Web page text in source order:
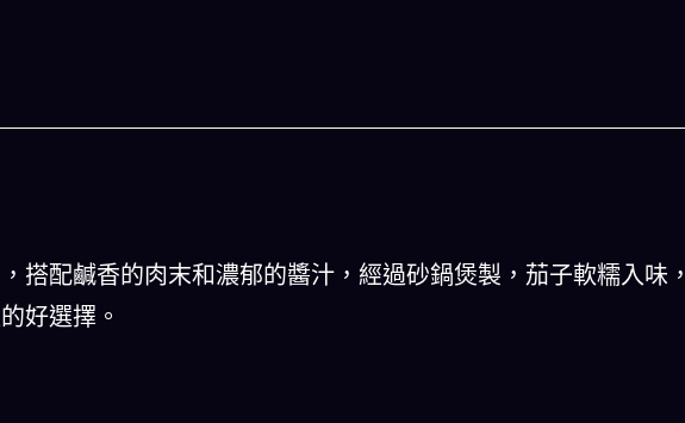
搭配鹹香的肉末和濃郁的醬汁，經過砂鍋煲製，茄子軟糯入味
好選擇。